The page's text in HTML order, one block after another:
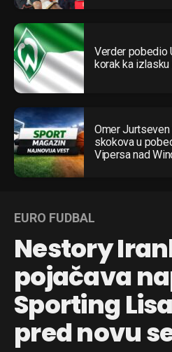
Verder pobedio
korak ka
Omer
skokova u
Vipersa nad
EURO FUDBAL
Nestory
pojačava
Sporting
pred novu